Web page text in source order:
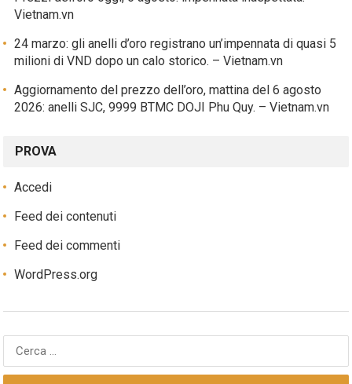
Vietnam.vn
24 marzo: gli anelli d’oro registrano un’impennata di quasi 5
milioni di VND dopo un calo storico. – Vietnam.vn
Aggiornamento del prezzo dell’oro, mattina del 6 agosto
2026: anelli SJC, 9999 BTMC DOJI Phu Quy. – Vietnam.vn
PROVA
Accedi
Feed dei contenuti
Feed dei commenti
WordPress.org
Ricerca
per: